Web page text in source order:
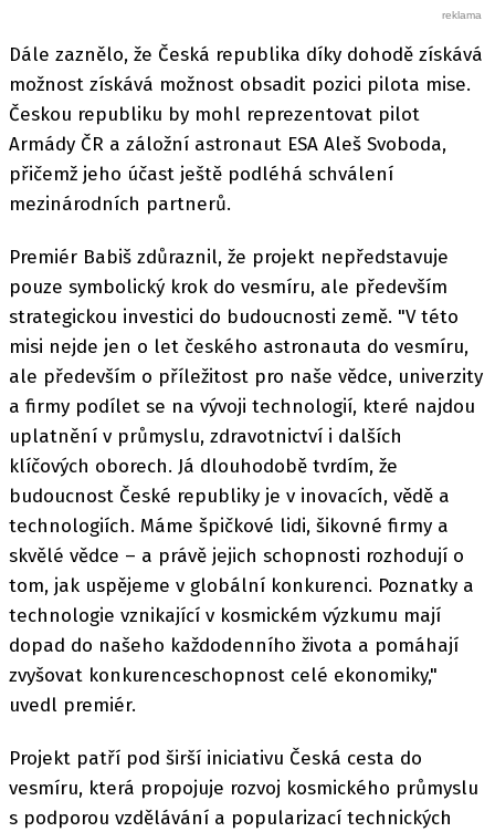
Dále zaznělo, že Česká republika díky dohodě získává
možnost získává možnost obsadit pozici pilota mise.
Českou republiku by mohl reprezentovat pilot
Armády ČR a záložní astronaut ESA Aleš Svoboda,
přičemž jeho účast ještě podléhá schválení
mezinárodních partnerů.
Premiér Babiš zdůraznil, že projekt nepředstavuje
pouze symbolický krok do vesmíru, ale především
strategickou investici do budoucnosti země. "V této
misi nejde jen o let českého astronauta do vesmíru,
ale především o příležitost pro naše vědce, univerzity
a firmy podílet se na vývoji technologií, které najdou
uplatnění v průmyslu, zdravotnictví i dalších
klíčových oborech. Já dlouhodobě tvrdím, že
budoucnost České republiky je v inovacích, vědě a
technologiích. Máme špičkové lidi, šikovné firmy a
skvělé vědce – a právě jejich schopnosti rozhodují o
tom, jak uspějeme v globální konkurenci. Poznatky a
technologie vznikající v kosmickém výzkumu mají
dopad do našeho každodenního života a pomáhají
zvyšovat konkurenceschopnost celé ekonomiky,"
uvedl premiér.
Projekt patří pod širší iniciativu Česká cesta do
vesmíru, která propojuje rozvoj kosmického průmyslu
s podporou vzdělávání a popularizací technických